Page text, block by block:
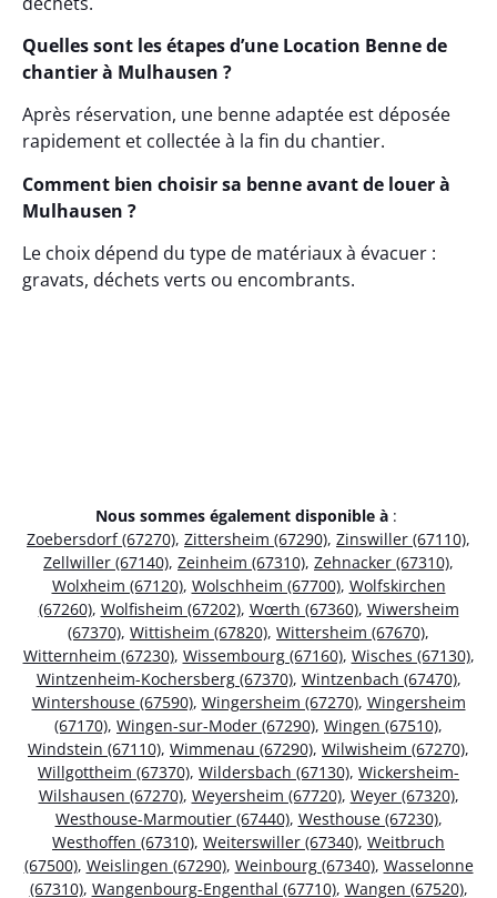
Quelles sont les étapes d’une Location Benne de
chantier à Mulhausen ?
Après réservation, une benne adaptée est déposée
rapidement et collectée à la fin du chantier.
Comment bien choisir sa benne avant de louer à
Mulhausen ?
Le choix dépend du type de matériaux à évacuer :
gravats, déchets verts ou encombrants.
Nous sommes également disponible à :
Zoebersdorf (67270), Zittersheim (67290), Zinswiller (67110),
Zellwiller (67140), Zeinheim (67310), Zehnacker (67310),
Wolxheim (67120), Wolschheim (67700), Wolfskirchen
(67260), Wolfisheim (67202), Wœrth (67360), Wiwersheim
(67370), Wittisheim (67820), Wittersheim (67670),
Witternheim (67230), Wissembourg (67160), Wisches (67130),
Wintzenheim-Kochersberg (67370), Wintzenbach (67470),
Wintershouse (67590), Wingersheim (67270), Wingersheim
(67170), Wingen-sur-Moder (67290), Wingen (67510),
Windstein (67110), Wimmenau (67290), Wilwisheim (67270),
Willgottheim (67370), Wildersbach (67130), Wickersheim-
Wilshausen (67270), Weyersheim (67720), Weyer (67320),
Westhouse-Marmoutier (67440), Westhouse (67230),
Westhoffen (67310), Weiterswiller (67340), Weitbruch
(67500), Weislingen (67290), Weinbourg (67340), Wasselonne
(67310), Wangenbourg-Engenthal (67710), Wangen (67520),